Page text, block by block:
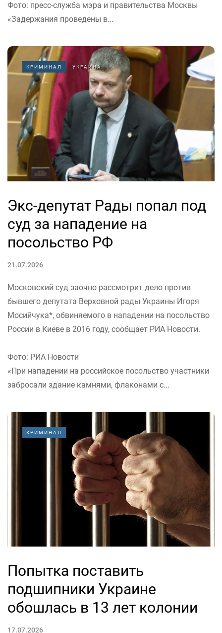
Фото: пресс-служба мэра и правительства Москвы
«Задержания проведены в...
КРИМИНАЛ УКРАИНА
Экс-депутат Рады попал под
суд за нападение на
посольство РФ
21.07.2026
Московский суд заочно рассмотрит дело против
бывшего депутата Верховной рады Украины Игоря
Мосийчука*, обвиняемого в нападении на посольство
России в Киеве в 2016 году, сообщает РИА Новости.
Фото: РИА Новости
«При нападении на российское посольство участники
забросали здание камнями, флаконами с...
КРИМИНАЛ
Попытка поставить
подшипники Украине
обошлась в 13 лет колонии
17.07.2026